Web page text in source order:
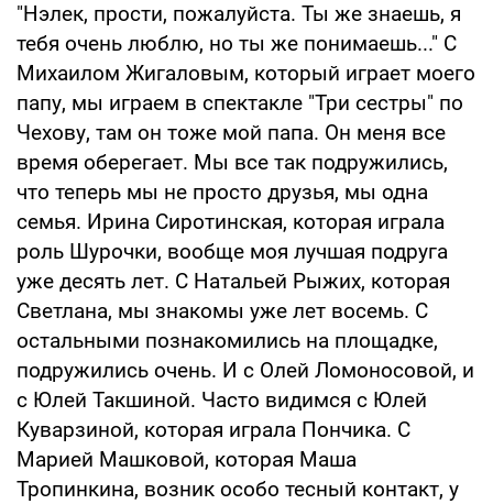
"Нэлек, прости, пожалуйста. Ты же знаешь, я
тебя очень люблю, но ты же понимаешь..." С
Михаилом Жигаловым, который играет моего
папу, мы играем в спектакле "Три сестры" по
Чехову, там он тоже мой папа. Он меня все
время оберегает. Мы все так подружились,
что теперь мы не просто друзья, мы одна
семья. Ирина Сиротинская, которая играла
роль Шурочки, вообще моя лучшая подруга
уже десять лет. С Натальей Рыжих, которая
Светлана, мы знакомы уже лет восемь. С
остальными познакомились на площадке,
подружились очень. И с Олей Ломоносовой, и
с Юлей Такшиной. Часто видимся с Юлей
Куварзиной, которая играла Пончика. С
Марией Машковой, которая Маша
Тропинкина, возник особо тесный контакт, у